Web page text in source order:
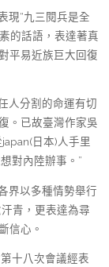
現“九三閱兵是全
的話語，表達著真
平易近族巨大回復
人分割的命運有切
。已故臺灣作家吳
日本)人手里
對內陸辦事。”
界以多種情勢舉行
青，更表達為尋
信心。
十八次會議經表